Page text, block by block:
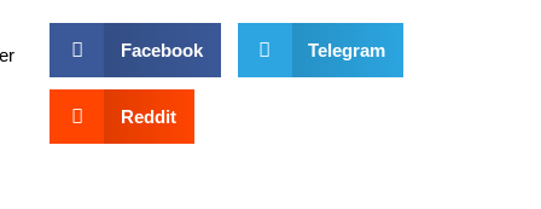
Facebook Telegram
Reddit